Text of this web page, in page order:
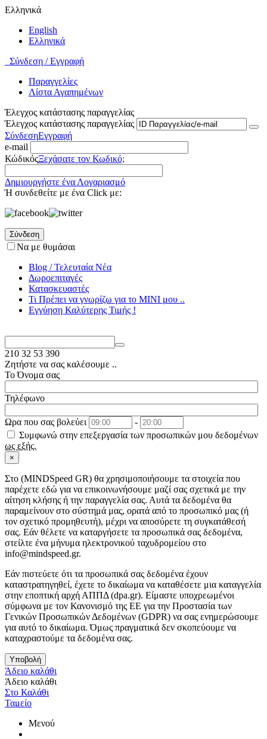
Ελληνικά
English
Ελληνικά
Σύνδεση / Εγγραφή
Παραγγελίες
Λίστα Αγαπημένων
Έλεγχος κατάστασης παραγγελίας
Έλεγχος κατάστασης παραγγελίας
ΣύνδεσηΕγγραφή
e-mail
ΚώδικόςΞεχάσατε τον Κωδικό;
Δημιουργήστε ένα Λογαριασμό
Ή συνδεθείτε με ένα Click με:
Σύνδεση
Να με θυμάσαι
Blog / Τελευταία Νέα
Δωροεπιταγές
Κατασκευαστές
Τι Πρέπει να γνωρίζω για το MΙΝΙ μου ..
Εγγύηση Καλύτερης Τιμής !
210 32 53 390
Ζητήστε να σας καλέσουμε ..
Το Όνομα σας
Τηλέφωνο
Ωρα που σας βολεύει
-
Συμφωνώ στην επεξεργασία των προσωπικών μου δεδομένων
ως εξής.
×
Στo (MINDSpeed GR) θα χρησιμοποιήσουμε τα στοιχεία που
παρέχετε εδώ για να επικοινωνήσουμε μαζί σας σχετικά με την
αίτηση κλήσης ή την παραγγελία σας. Αυτά τα δεδομένα θα
παραμείνουν στο σύστημά μας, ορατά από το προσωπικό μας (ή
τον σχετικό προμηθευτή), μέχρι να αποσύρετε τη συγκατάθεσή
σας. Εάν θέλετε να καταργήσετε τα προσωπικά σας δεδομένα,
στείλτε ένα μήνυμα ηλεκτρονικού ταχυδρομείου στο
info@mindspeed.gr.
Εάν πιστεύετε ότι τα προσωπικά σας δεδομένα έχουν
καταστρατηγηθεί, έχετε το δικαίωμα να καταθέσετε μια καταγγελία
στην εποπτική αρχή ΑΠΠΔ (dpa.gr). Είμαστε υποχρεωμένοι
σύμφωνα με τον Κανονισμό της ΕΕ για την Προστασία των
Γενικών Προσωπικών Δεδομένων (GDPR) να σας ενημερώσουμε
για αυτό το δικαίωμα. Όμως πραγματικά δεν σκοπεύουμε να
καταχραστούμε τα δεδομένα σας.
Υποβολή
Άδειο καλάθι
Άδειο καλάθι
Στο Καλάθι
Ταμείο
Μενού